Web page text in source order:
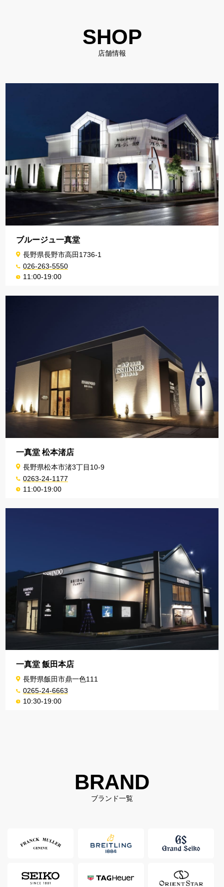
SHOP
店舗情報
ブルージュ一真堂
長野県長野市高田1736-1
026-263-5550
11:00-19:00
一真堂 松本渚店
長野県松本市渚3丁目10-9
0263-24-1177
11:00-19:00
一真堂 飯田本店
長野県飯田市鼎一色111
0265-24-6663
10:30-19:00
BRAND
ブランド一覧